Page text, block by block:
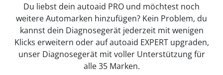
Du liebst dein autoaid PRO und möchtest noch
weitere Automarken hinzufügen? Kein Problem, du
kannst dein Diagnosegerät jederzeit mit wenigen
Klicks erweitern oder auf autoaid EXPERT upgraden,
unser Diagnosegerät mit voller Unterstützung für
alle 35 Marken.